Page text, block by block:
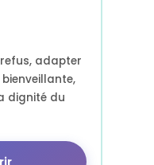
adapter
dignité du